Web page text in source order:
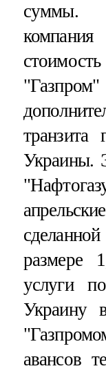
суммы.
транзита
Украины.
размере
услуги
Украину
авансов